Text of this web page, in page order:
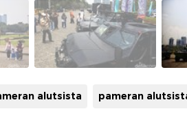
alutsista pameran